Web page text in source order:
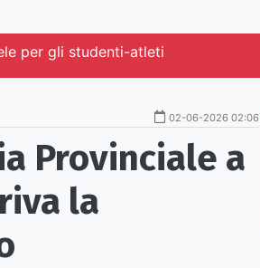
per gli studenti-atleti
02-06-2026 02:06
Provinciale a
la